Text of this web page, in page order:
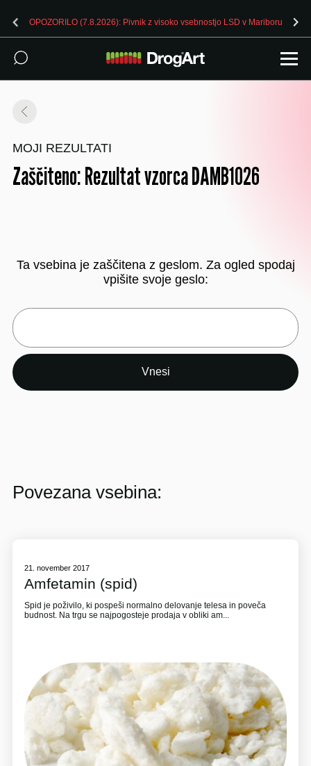
OPOZORILO (7.8.2026): Pivnik z visoko vsebnostjo LSD v Mariboru
MOJI REZULTATI
Zaščiteno: Rezultat vzorca DAMB1026
Ta vsebina je zaščitena z geslom. Za ogled spodaj
vpišite svoje geslo:
Povezana vsebina:
21. november 2017
Amfetamin (spid)
Spid je poživilo, ki pospeši normalno delovanje telesa in poveča
budnost. Na trgu se najpogosteje prodaja v obliki am...